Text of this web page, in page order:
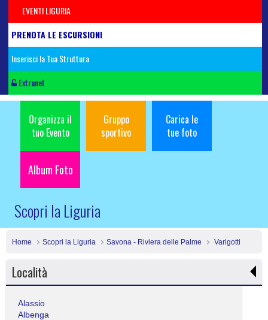
EVENTI LIGURIA
PRENOTA LE ESCURSIONI
Inserisci la Tua Struttura
Extranet
Organizza il
tuo Evento
Gruppo
sportivo
Carica le
tue foto
Album Foto
Scopri la Liguria
Home Scopri la Liguria Savona - Riviera delle Palme Varigotti
Località
Alassio
Albenga